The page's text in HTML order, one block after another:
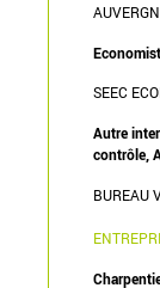
SEEC
Autre
contrôle,
BUREAU